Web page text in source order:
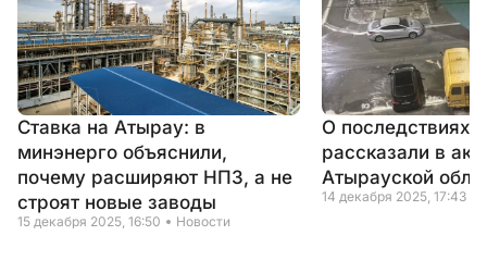
Ставка на Атырау: в
минэнерго объяснили,
почему расширяют НПЗ, а не
строят новые заводы
15 декабря 2025, 16:50 Новости
О последствиях
рассказали в
Атырауской
14 декабря 2025, 17:43